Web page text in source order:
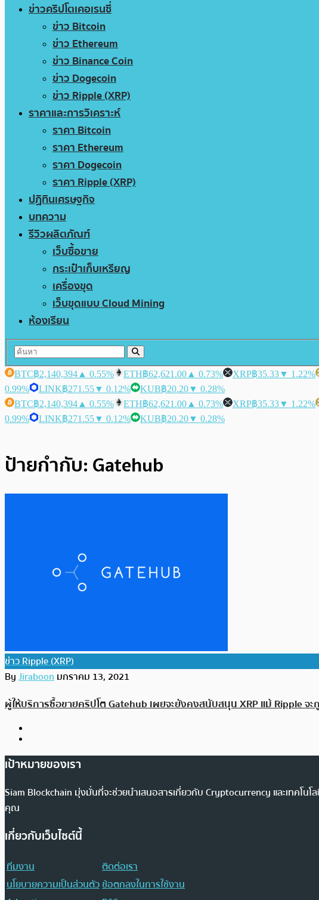
ข่าวคริปโตเคอเรนซี่
ข่าว Bitcoin
ข่าว Ethereum
ข่าว Binance Coin
ข่าว Dogecoin
ข่าว Ripple (XRP)
ราคาและการวิเคราะห์
ราคา Bitcoin
ราคา Ethereum
ราคา Dogecoin
ราคา Ripple (XRP)
ปฏิทินเศรษฐกิจ
บทความ
รีวิวผลิตภัณฑ์
เว็บซื้อขาย
กระเป๋าเก็บเหรียญ
เครื่องขุด
เว็บขุดแบบ Cloud Mining
ห้องเรียน
BTC฿2,140,394 ▲ 0.55% ETH฿62,621.00 ▲ 0.73% XRP฿35.33▼ 1.22%
0.99%
LINK฿271.55▼ 0.12% KUB฿20.20▼ 0.28%
BTC฿2,140,394 ▲ 0.55% ETH฿62,621.00 ▲ 0.73% XRP฿35.33▼ 1.22%
0.99%
LINK฿271.55▼ 0.12% KUB฿20.20▼ 0.28%
ป้ายกำกับ: Gatehub
ข่าว Ripple (XRP)
ByJiraboonมกราคม 13, 2021
ผู้ให้บริการซื้อขายคริปโต Gatehub เผยจะยังคงสนับสนุน XRP แม้ Ripple จ
เป้าหมายของเรา
Siam Blockchain มุ่งมั่นที่จะช่วยนำเสนอสารเกี่ยวกับ Cryptocurrency และเทคโ
คุณ
เกี่ยวกับเว็บไซต์นี้
ทีมงาน
ติดต่อเรา
นโยบายความเป็นส่วนตัวข้อตกลงในการใช้งาน